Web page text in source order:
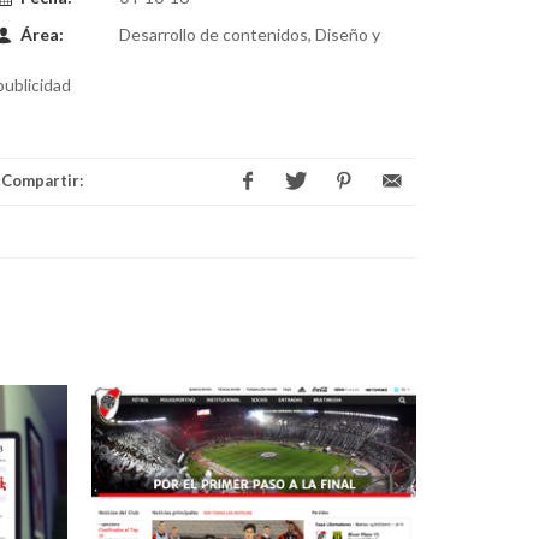
Área:
Desarrollo de contenidos, Diseño y
Compartir: